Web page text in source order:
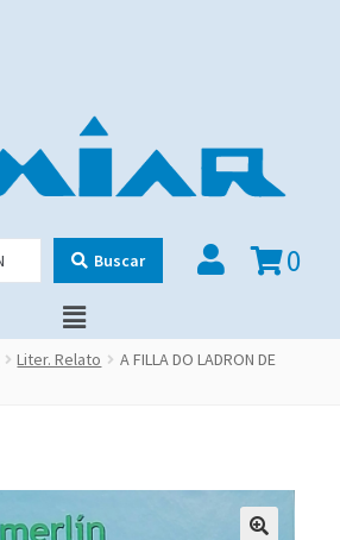
Buscar 0
Liter. Relato
A FILLA DO LADRON DE